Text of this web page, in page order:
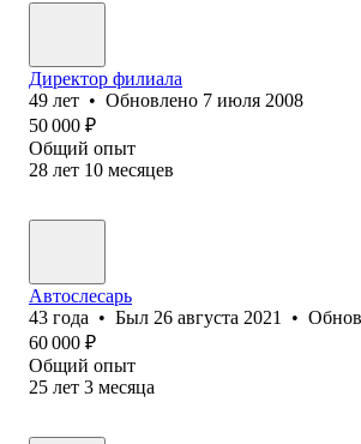
Директор филиала
49 лет • Обновлено 7 июля 2008
50 000 ₽
Общий опыт
28 лет 10 месяцев
Автослесарь
43 года • Был 26 августа 2021 •
60 000 ₽
Общий опыт
25 лет 3 месяца